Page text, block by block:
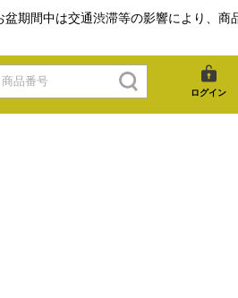
期間中は交通渋滞等の影響により、
ログイン